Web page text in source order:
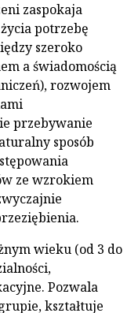
zaspokaja
potrzebę
szeroko
a świadomością
rozwojem
przebywanie
sposób
ze wzrokiem
wieku (od 3 do
Pozwala
kształtuje